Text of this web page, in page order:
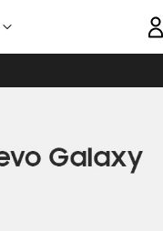
Moneda